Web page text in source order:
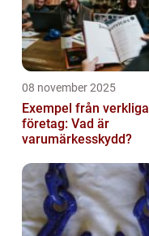
08 november 2025
Exempel från verkliga
företag: Vad är
varumärkesskydd?